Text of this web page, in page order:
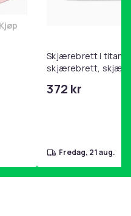
Legg Magetrener, 6-rørs
Kjøp
Skjærebrett i titan,
skjærebrett,
372 kr
fredag, 21 aug.